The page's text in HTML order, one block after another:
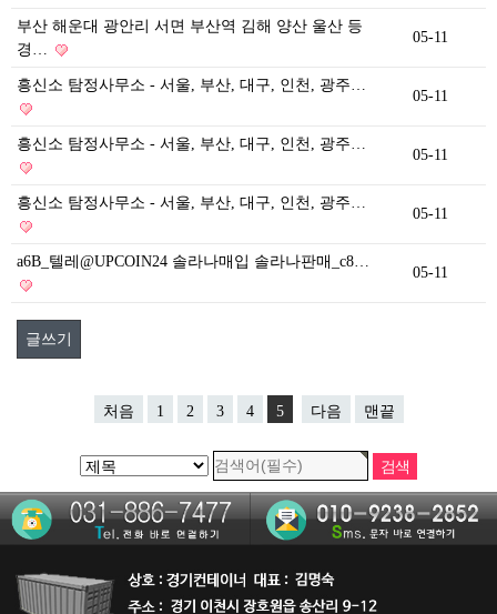
부산 해운대 광안리 서면 부산역 김해 양산 울산 등
경…
05-11
흥신소 탐정사무소 - 서울, 부산, 대구, 인천, 광주…
05-11
흥신소 탐정사무소 - 서울, 부산, 대구, 인천, 광주…
05-11
흥신소 탐정사무소 - 서울, 부산, 대구, 인천, 광주…
05-11
a6B_텔레@UPCOIN24 솔라나매입 솔라나판매_c8…
05-11
글쓰기
처음 1 2 3 4 5 다음 맨끝